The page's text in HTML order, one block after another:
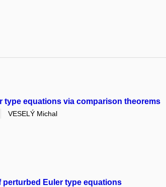
type equations via comparison theorems
VESELÝ Michal
Euler type equations